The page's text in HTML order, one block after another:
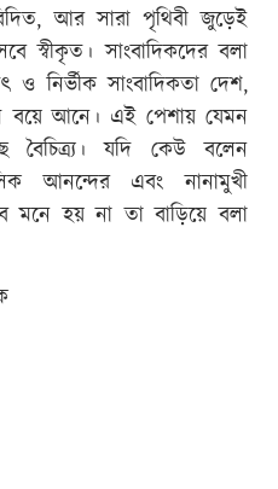
আর সারা পৃথিবী জুড়েই
স্বীকৃত। সাংবাদিকদের বলা
নির্ভীক সাংবাদিকতা দেশ,
বয়ে আনে। এই পেশায় যেমন
যদি কেউ বলেন
আনন্দের এবং নানামুখী
মনে হয় না তা বাড়িয়ে বলা